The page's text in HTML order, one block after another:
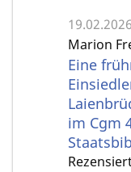
19.02.2026
Marion
Eine
im Cgm